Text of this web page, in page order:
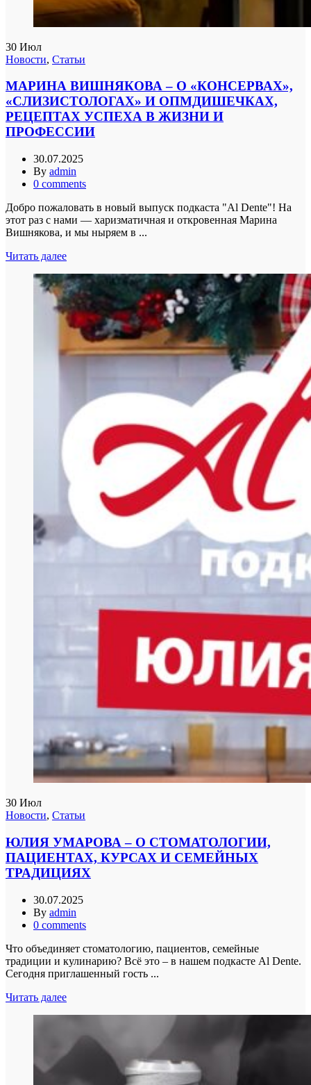
30 Июл
Новости, Статьи
МАРИНА ВИШНЯКОВА – О «КОНСЕРВАХ»,
«СЛИЗИСТОЛОГАХ» И ОПМДИШЕЧКАХ,
РЕЦЕПТАХ УСПЕХА В ЖИЗНИ И
ПРОФЕССИИ
30.07.2025
By admin
0 comments
Добро пожаловать в новый выпуск подкаста "Al Dente"! На
этот раз с нами — харизматичная и откровенная Марина
Вишнякова, и мы ныряем в ...
Читать далее
30 Июл
Новости, Статьи
ЮЛИЯ УМАРОВА – О СТОМАТОЛОГИИ,
ПАЦИЕНТАХ, КУРСАХ И СЕМЕЙНЫХ
ТРАДИЦИЯХ
30.07.2025
By admin
0 comments
Что объединяет стоматологию, пациентов, семейные
традиции и кулинарию? Всё это – в нашем подкасте Al Dente.
Сегодня приглашенный гость ...
Читать далее